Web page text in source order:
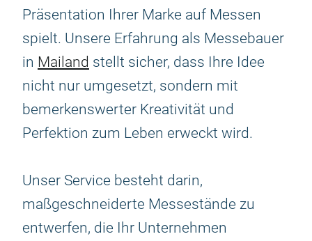
Präsentation Ihrer Marke auf Messen
spielt. Unsere Erfahrung als Messebauer
in Mailand stellt sicher, dass Ihre Idee
nicht nur umgesetzt, sondern mit
bemerkenswerter Kreativität und
Perfektion zum Leben erweckt wird.
Unser Service besteht darin,
maßgeschneiderte Messestände zu
entwerfen, die Ihr Unternehmen